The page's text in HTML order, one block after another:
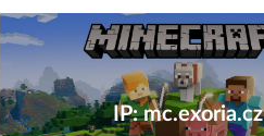
IP: mc.exoria.cz